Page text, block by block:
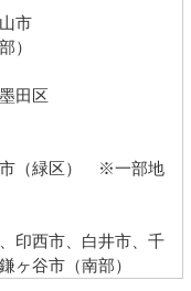
市
）
田区
（緑区） ※一部地
印西市、白井市、千
ヶ谷市（南部）